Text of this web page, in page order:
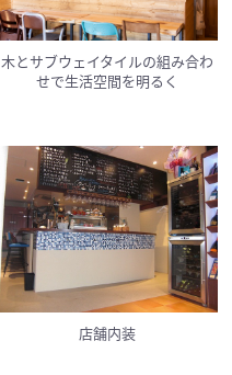
木とサブウェイタイルの組み合わ
せで生活空間を明るく
店舗内装